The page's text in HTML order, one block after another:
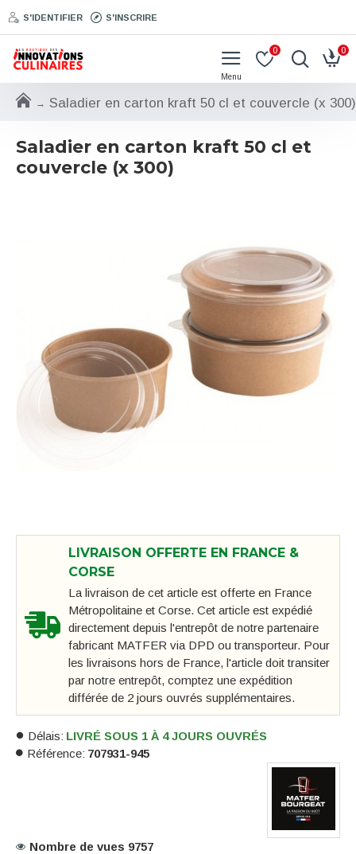
S'IDENTIFIER S'INSCRIRE
0 0
Saladier en carton kraft 50 cl et couvercle (x 300)
Saladier en carton kraft 50 cl et
couvercle (x 300)
LIVRAISON OFFERTE EN FRANCE &
CORSE
La livraison de cet article est offerte en France
Métropolitaine et Corse. Cet article est expédié
directement depuis l'entrepôt de notre partenaire
fabricant MATFER via DPD ou transporteur. Pour
les livraisons hors de France, l'article doit transiter
par notre entrepôt, comptez une expédition
différée de 2 jours ouvrés supplémentaires.
Délais: LIVRÉ SOUS 1 À 4 JOURS OUVRÉS
Référence: 707931-945
Nombre de vues 9757